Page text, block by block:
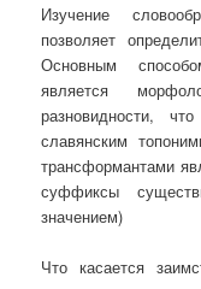
Изучение
позволяет
Основным
является
разновидности,
славянским
трансформантами
суффиксы
значением)
Что касается